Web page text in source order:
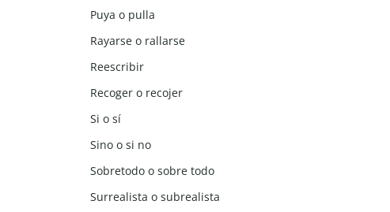
Puya o pulla
Rayarse o rallarse
Reescribir
Recoger o recojer
Si o sí
Sino o si no
Sobretodo o sobre todo
Surrealista o subrealista